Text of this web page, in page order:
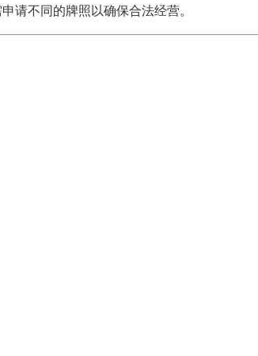
请不同的牌照以确保合法经营。